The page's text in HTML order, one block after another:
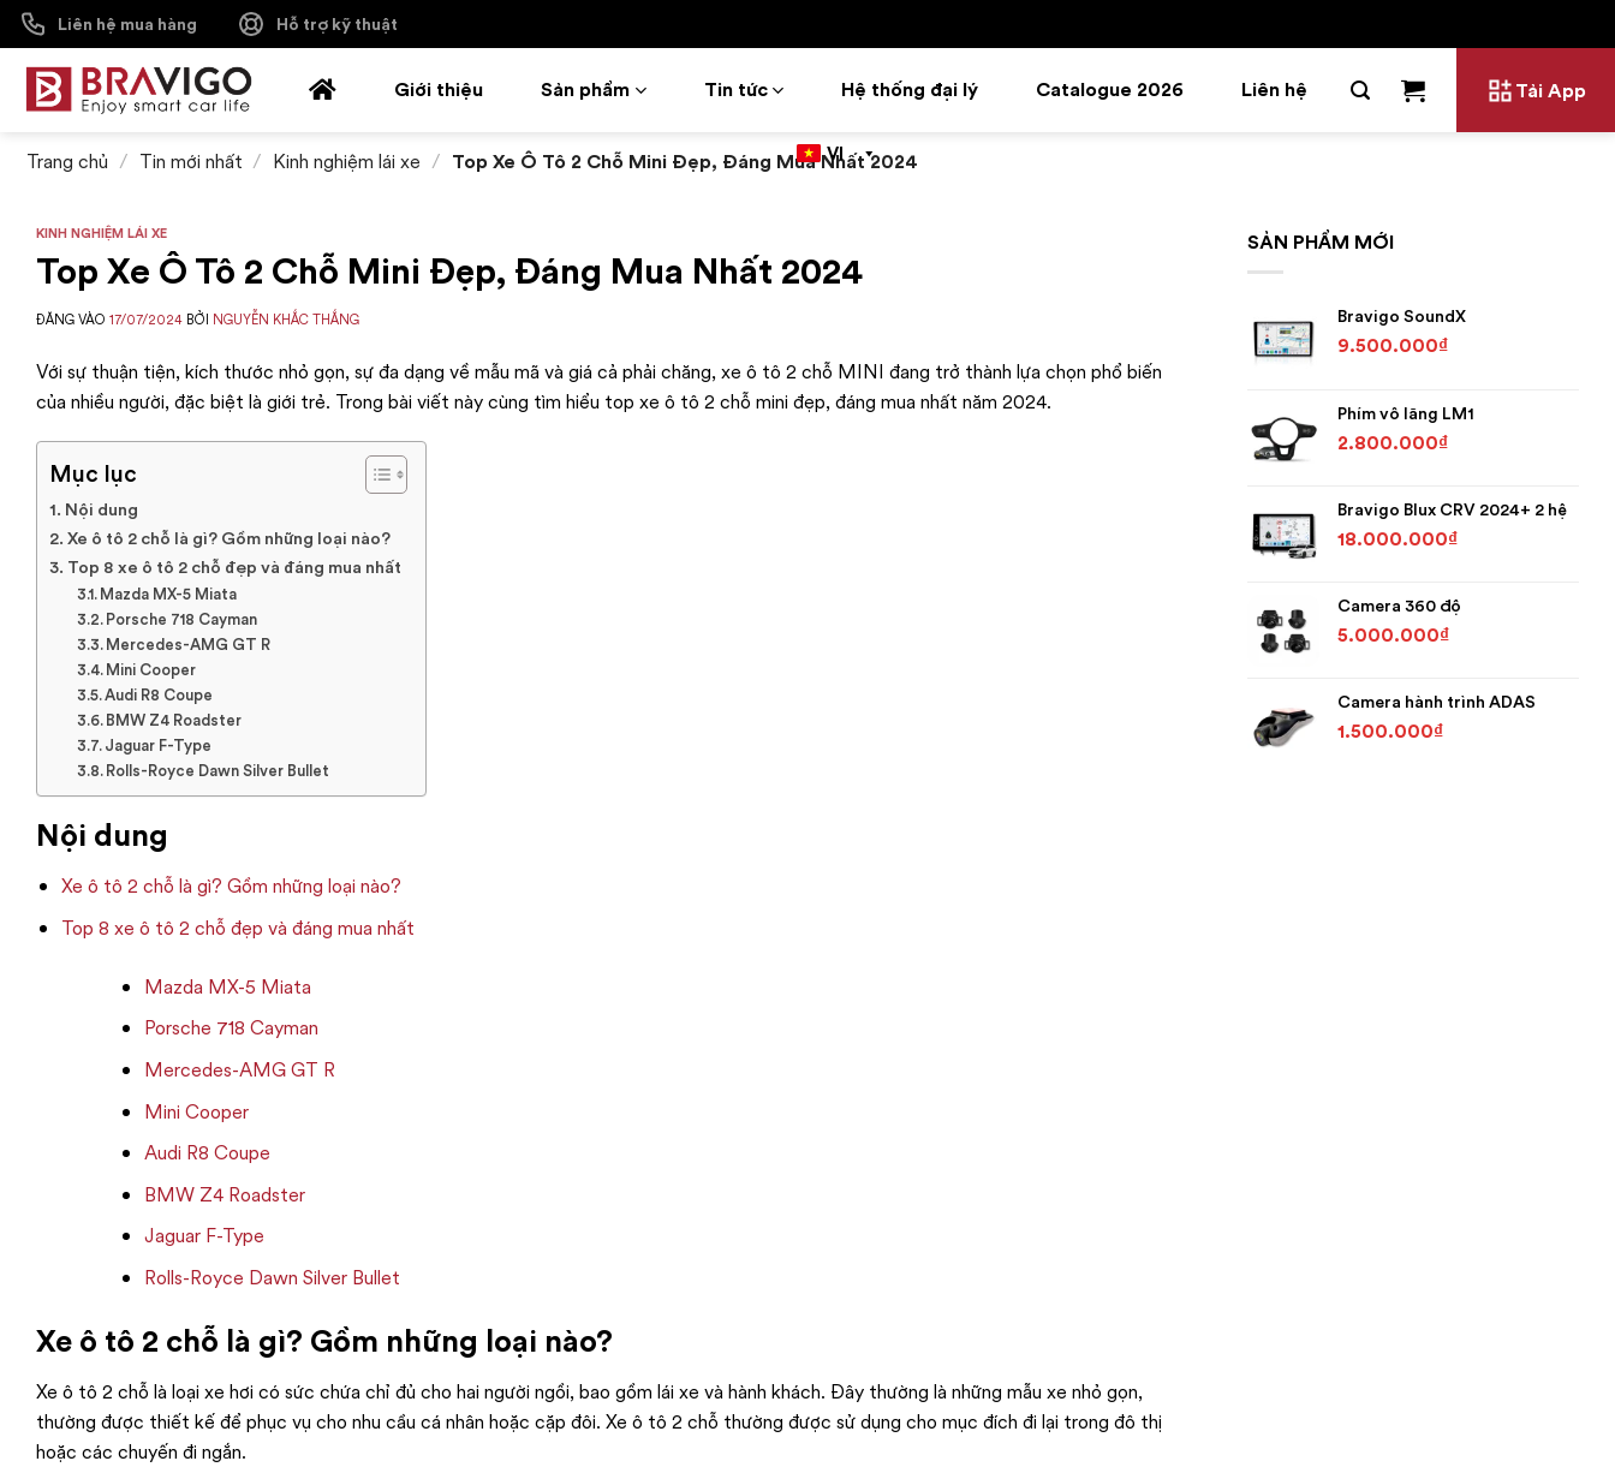
qua
dung
Liên hệ mua hàng Hỗ trợ kỹ thuật
Giới thiệu Sản phẩm Tin tức Hệ thống đại lý Catalogue 2026 Liên hệ
VI
Tải App
Trang chủ / Tin mới nhất / Kinh nghiệm lái xe / Top Xe Ô Tô 2 Chỗ Mini Đẹp, Đáng Mua Nhất 2024
KINH NGHIỆM LÁI XE
Top Xe Ô Tô 2 Chỗ Mini Đẹp, Đáng Mua Nhất 2024
ĐĂNG VÀO 17/07/2024 BỞI NGUYỄN KHẮC THẮNG
Với sự thuận tiện, kích thước nhỏ gọn, sự đa dạng về mẫu mã và giá cả phải chăng, xe ô tô 2 chỗ MINI đang trở thành lựa chọn phổ biến
của nhiều người, đặc biệt là giới trẻ. Trong bài viết này cùng tìm hiểu top xe ô tô 2 chỗ mini đẹp, đáng mua nhất năm 2024.
Mục lục
Nội dung
Xe ô tô 2 chỗ là gì? Gồm những loại nào?
Top 8 xe ô tô 2 chỗ đẹp và đáng mua nhất
Mazda MX-5 Miata
Porsche 718 Cayman
Mercedes-AMG GT R
Mini Cooper
Audi R8 Coupe
BMW Z4 Roadster
Jaguar F-Type
Rolls-Royce Dawn Silver Bullet
Nội dung
Xe ô tô 2 chỗ là gì? Gồm những loại nào?
Top 8 xe ô tô 2 chỗ đẹp và đáng mua nhất
Mazda MX-5 Miata
Porsche 718 Cayman
Mercedes-AMG GT R
Mini Cooper
Audi R8 Coupe
BMW Z4 Roadster
Jaguar F-Type
Rolls-Royce Dawn Silver Bullet
Xe ô tô 2 chỗ là gì? Gồm những loại nào?
Xe ô tô 2 chỗ là loại xe hơi có sức chứa chỉ đủ cho hai người ngồi, bao gồm lái xe và hành khách. Đây thường là những mẫu xe nhỏ gọn,
thường được thiết kế để phục vụ cho nhu cầu cá nhân hoặc cặp đôi. Xe ô tô 2 chỗ thường được sử dụng cho mục đích đi lại trong đô thị
hoặc các chuyến đi ngắn.
SẢN PHẨM MỚI
Bravigo SoundX
9.500.000₫
Phím vô lăng LM1
2.800.000₫
Bravigo Blux CRV 2024+ 2 hệ
18.000.000₫
Camera 360 độ
5.000.000₫
Camera hành trình ADAS
1.500.000₫